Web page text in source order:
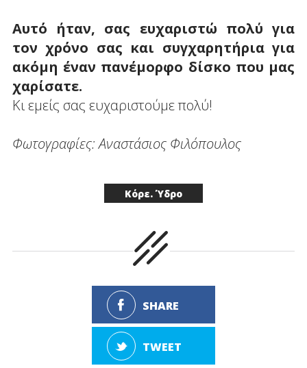
Αυτό ήταν, σας ευχαριστώ πολύ για
τον χρόνο σας και συγχαρητήρια για
ακόμη έναν πανέμορφο δίσκο που μας
χαρίσατε.
Κι εμείς σας ευχαριστούμε πολύ!
Φωτογραφίες: Αναστάσιος Φιλόπουλος
Κόρε. Ύδρο
SHARE
TWEET